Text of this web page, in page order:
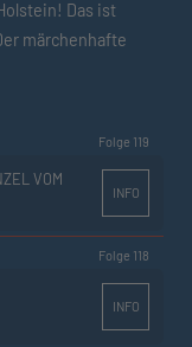
Das ist
märchenhafte
Folge 119
VOM
INFO
Folge 118
INFO